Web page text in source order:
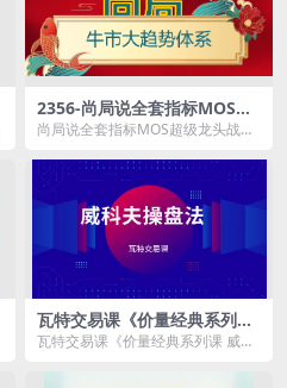
2356-尚局说全套指标MOS超
级龙头战法
尚局说全套指标MOS超级龙头战法
瓦特交易课《价量经典系列课
威科夫操盘法》
瓦特交易课《价量经典系列课 威科
录：...